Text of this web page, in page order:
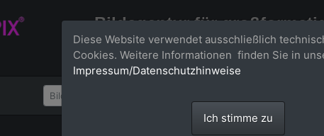
Bildagentur für
Großformatige Bilder - über 100 Meter große
Diese Website verwendet ausschließlich
Cookies. Weitere Informationen finden Sie in
Impressum/Datenschutzhinweise
Ich stimme zu